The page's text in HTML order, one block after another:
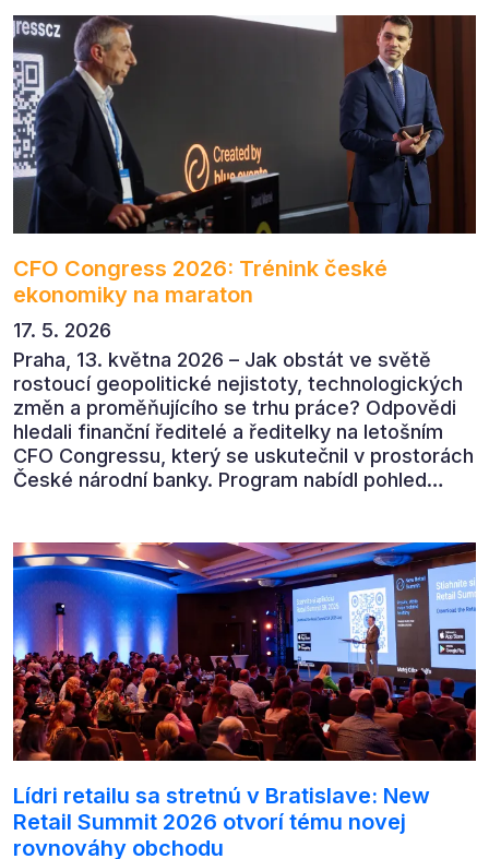
CFO Congress 2026: Trénink české
ekonomiky na maraton
17. 5. 2026
Praha, 13. května 2026 – Jak obstát ve světě
rostoucí geopolitické nejistoty, technologických
změn a proměňujícího se trhu práce? Odpovědi
hledali finanční ředitelé a ředitelky na letošním
CFO Congressu, který se uskutečnil v prostorách
České národní banky. Program nabídl pohled
automatizaci, leadership i budoucnost role CFO.
Lídri retailu sa stretnú v Bratislave: New
Retail Summit 2026 otvorí tému novej
rovnováhy obchodu